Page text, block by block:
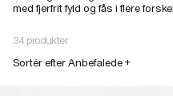
med fjerfrit fyld og fås i flere
34 produkter
Sortér efter Anbefalede +